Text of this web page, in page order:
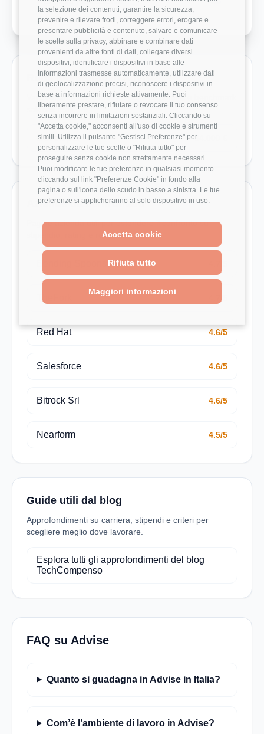
la selezione dei contenuti, garantire la sicurezza,
prevenire e rilevare frodi, correggere errori, erogare e
presentare pubblicità e contenuto, salvare e comunicare
le scelte sulla privacy, abbinare e combinare dati
provenienti da altre fonti di dati, collegare diversi
dispositivi, identificare i dispositivi in base alle
informazioni trasmesse automaticamente, utilizzare dati
di geolocalizzazione precisi, riconoscere i dispositivi in
base a informazioni richieste attivamente. Puoi
liberamente prestare, rifiutare o revocare il tuo consenso
senza incorrere in limitazioni sostanziali. Cliccando su
"Accetta cookie," acconsenti all'uso di cookie e strumenti
simili. Utilizza il pulsante "Gestisci Preferenze" per
personalizzare le tue scelte o "Rifiuta tutto" per
proseguire senza cookie non strettamente necessari.
Puoi modificare le tue preferenze in qualsiasi momento
cliccando sul link "Preferenze Cookie" in fondo alla
pagina o sull'icona dello scudo in basso a sinistra. Le tue
preferenze si applicheranno al solo dispositivo in uso.
Accetta cookie
Rifiuta tutto
Maggiori informazioni
Ruoli monitorati in Advise
Vai direttamente ai ruoli con dati disponibili e benchmark
salariali reali.
Developer 34.000 €
Aziende da confrontare
Pagine azienda utili per estendere il confronto su
stipendio, rating e recensioni.
Red Hat 4.6/5
Salesforce 4.6/5
Bitrock Srl 4.6/5
Nearform 4.5/5
Guide utili dal blog
Approfondimenti su carriera, stipendi e criteri per
scegliere meglio dove lavorare.
Esplora tutti gli approfondimenti del blog
TechCompenso
FAQ su Advise
Quanto si guadagna in Advise in Italia?
Com’è l’ambiente di lavoro in Advise?